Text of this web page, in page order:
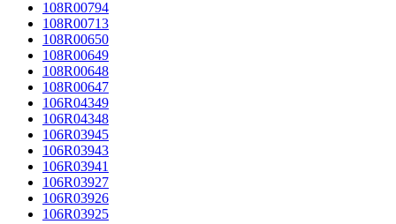
108R00794
108R00713
108R00650
108R00649
108R00648
108R00647
106R04349
106R04348
106R03945
106R03943
106R03941
106R03927
106R03926
106R03925